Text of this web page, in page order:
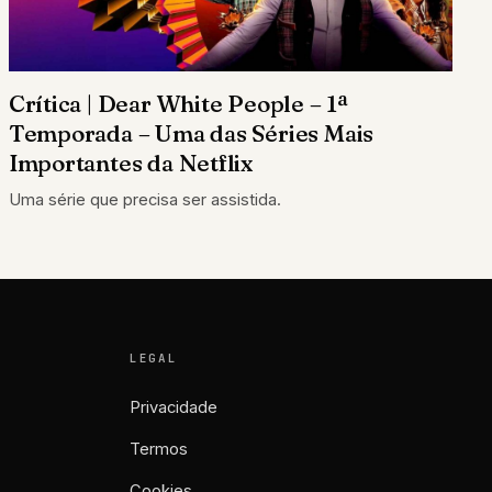
Crítica | Dear White People – 1ª
Temporada – Uma das Séries Mais
Importantes da Netflix
Uma série que precisa ser assistida.
LEGAL
Privacidade
Termos